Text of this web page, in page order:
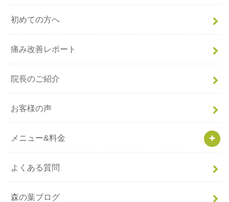
初めての方へ
痛み改善レポート
院長のご紹介
お客様の声
メニュー&料金
よくある質問
森の葉ブログ